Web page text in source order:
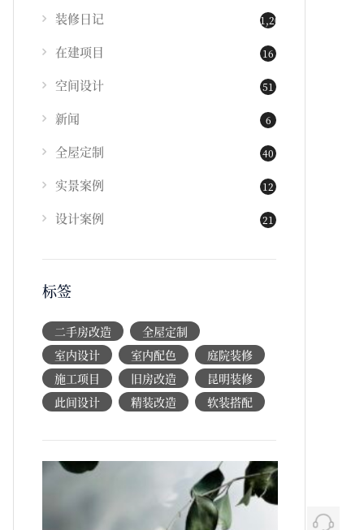
装修日记 1,202
在建项目 16
空间设计 51
新闻 6
全屋定制 40
实景案例 12
设计案例 21
标签
二手房改造
全屋定制
室内设计
室内配色
庭院装修
施工项目
旧房改造
昆明装修
此间设计
精装改造 软装搭配